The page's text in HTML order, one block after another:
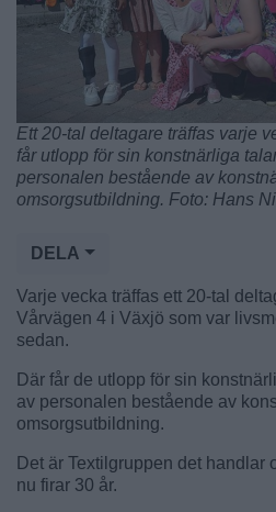
Ett 20-tal deltagare träffas varje
får utlopp för sin konstnärliga
personalen bestående av
omsorgsutbildning. Foto: Hans
DELA
Varje vecka träffas ett 20-tal
Vårvägen 4 i Växjö som var
sedan.
Där får de utlopp för sin
av personalen bestående av
omsorgsutbildning.
Det är Textilgruppen det handlar
nu firar 30 år.